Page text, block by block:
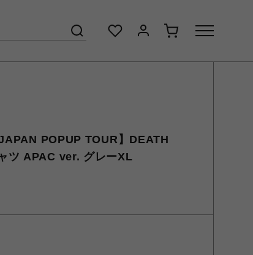
POPUP TOUR】DEATH
ツ APAC ver. グレーXL